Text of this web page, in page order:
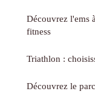
Découvrez l'ems
fitness
Triathlon :
Découvrez le